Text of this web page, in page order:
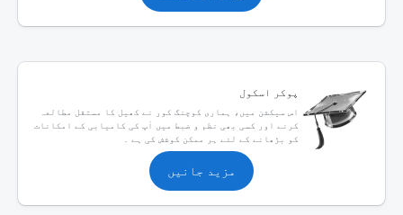
پوکر اسکول
اس سیکشن میں، ہماری کوچنگ کور نے کھیل کا مستقل مطالعہ
کرنے اور کسی بھی نظم و ضبط میں آپ کی کامیابی کے امکانات
کو بڑھانے کے لئے ہر ممکن کوشش کی ہے ۔
مزید جانیں